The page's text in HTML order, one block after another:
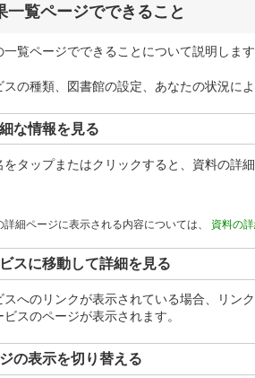
一覧ページでできること
覧ページでできることについて説明します
スの種類、図書館の設定、あなたの状況に
な情報を見る
をタップまたはクリックすると、資料の詳
詳細ページに表示される内容については、 資料の
スに移動して詳細を見る
スへのリンクが表示されている場合、リン
スのページが表示されます。
の表示を切り替える